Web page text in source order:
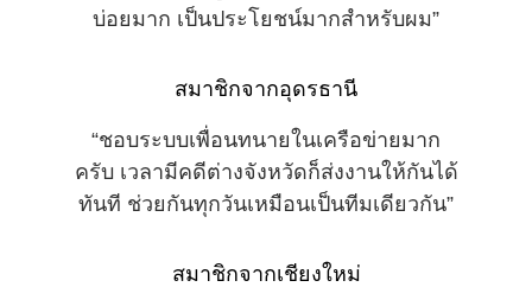
บ่อยมาก เป็นประโยชน์มากสำหรับผม”
สมาชิกจากอุดรธานี
“ชอบระบบเพื่อนทนายในเครือข่ายมาก
ครับ เวลามีคดีต่างจังหวัดก็ส่งงานให้กันได้
ทันที ช่วยกันทุกวันเหมือนเป็นทีมเดียวกัน”
สมาชิกจากเชียงใหม่